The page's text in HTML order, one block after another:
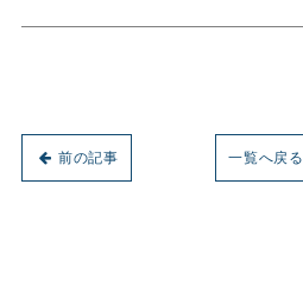
一覧へ戻る
前の記事